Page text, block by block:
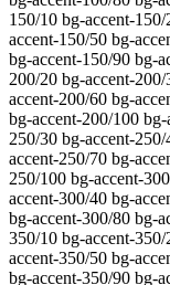
150/10 bg-accent-
accent-150/50 bg-
bg-accent-150/90 bg-
200/20 bg-accent-
accent-200/60 bg-
bg-accent-200/100
250/30 bg-accent-
accent-250/70 bg-
250/100 bg-accent-
accent-300/40 bg-
bg-accent-300/80 bg-
350/10 bg-accent-
accent-350/50 bg-
bg-accent-350/90 bg-